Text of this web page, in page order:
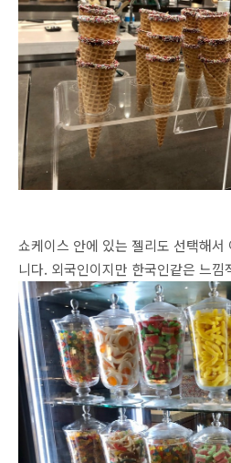
쇼케이스 안에 있는 젤리도 선택해서
니다. 외국인이지만 한국인같은 느